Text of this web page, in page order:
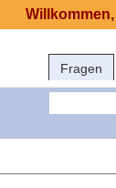
Fragen